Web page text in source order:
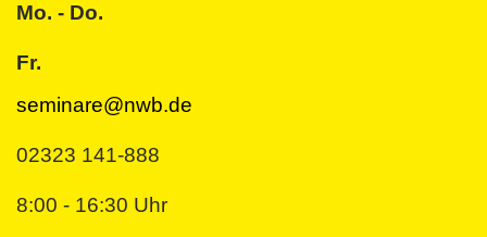
Mo. - Do.
Fr.
seminare@nwb.de
02323 141-888
8:00 - 16:30 Uhr